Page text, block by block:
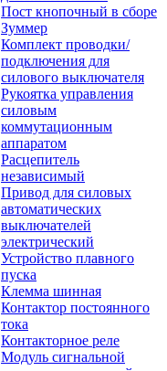
Пост кнопочный в сборе
Зуммер
Комплект проводки/
подключения для
силового выключателя
Рукоятка управления
силовым
коммутационным
аппаратом
Расцепитель
независимый
Привод для силовых
автоматических
выключателей
электрический
Устройство плавного
пуска
Клемма шинная
Контактор постоянного
тока
Контакторное реле
Модуль сигнальной